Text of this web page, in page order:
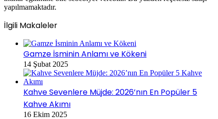
yapılmamaktadır.
İlgili Makaleler
Gamze İsminin Anlamı ve Kökeni
14 Şubat 2025
Kahve Sevenlere Müjde: 2026’nın En Popüler 5
Kahve Akımı
16 Ekim 2025